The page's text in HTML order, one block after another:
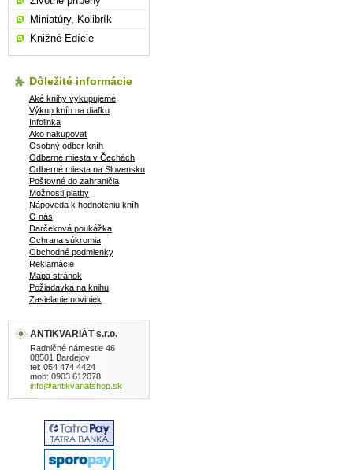
Miniatúry, Kolibrík
Knižné Edície
Dôležité informácie
Aké knihy vykupujeme
Výkup kníh na diaľku
Infolinka
Ako nakupovať
Osobný odber kníh
Odberné miesta v Čechách
Odberné miesta na Slovensku
Poštovné do zahraničia
Možnosti platby
Nápoveda k hodnoteniu kníh
O nás
Darčeková poukážka
Ochrana súkromia
Obchodné podmienky
Reklamácie
Mapa stránok
Požiadavka na knihu
Zasielanie noviniek
ANTIKVARIÁT s.r.o.
Radničné námestie 46
08501 Bardejov
tel: 054 474 4424
mob: 0903 612078
info@antikvariatshop.sk